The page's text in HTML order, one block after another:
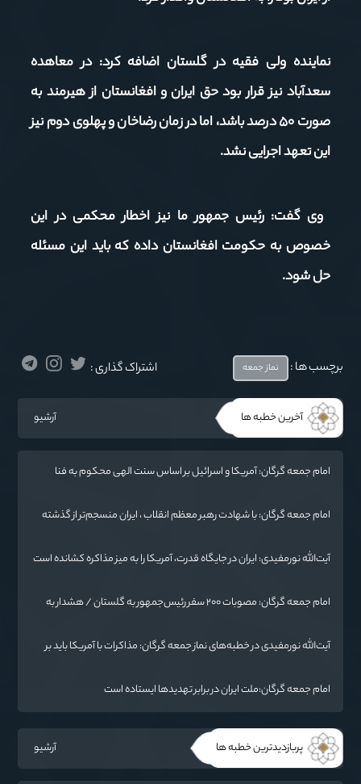
نماینده ولی فقیه در گلستان اضافه کرد: در معاهده
سعدآباد نیز قرار بود حق ایران و افغانستان از هیرمند به
صورت ۵۰ درصد باشد، اما در زمان رضاخان و پهلوی دوم نیز
این تعهد اجرایی نشد.
وی گفت: رئیس جمهور ما نیز اخطار محکمی در این
خصوص به حکومت افغانستان داده که باید این مسئله
حل شود.
برچسب ها : نماز جمعه اشتراک گذاری :
آخرین خطبه ها آرشیو
امام جمعه گرگان: آمریکا و اسرائیل بر اساس سنت الهی محکوم به فنا
امام جمعه گرگان: با شهادت رهبر معظم انقلاب ، ایران منسجم‌تر از گذشته
آیت‌الله نورمفیدی: ایران در جایگاه قدرت، آمریکا را به میز مذاکره کشانده است
امام جمعه گرگان: مصوبات ۲۰۰ سفر رئیس‌جمهور به گلستان / هشدار به
آیت‌الله نورمفیدی در خطبه‌های نماز جمعه گرگان: مذاکرات با آمریکا باید بر
امام جمعه گرگان:ملت ایران در برابر تهدیدها ایستاده است
پربازدیدترین خطبه ها آرشیو